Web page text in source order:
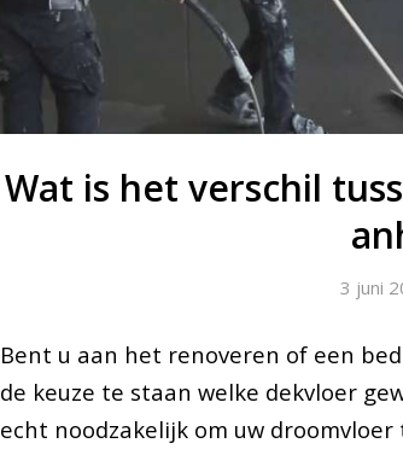
Wat is het verschil
3 juni
Bent u aan het renoveren of een
de keuze te staan welke dekvloer
echt noodzakelijk om uw